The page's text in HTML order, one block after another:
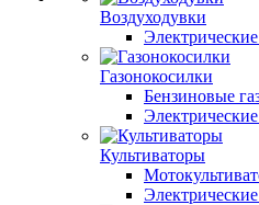
Воздуходувки
Газонокосилки
Бензиновые
Культиваторы